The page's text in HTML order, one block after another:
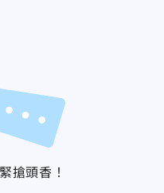
搶頭香！